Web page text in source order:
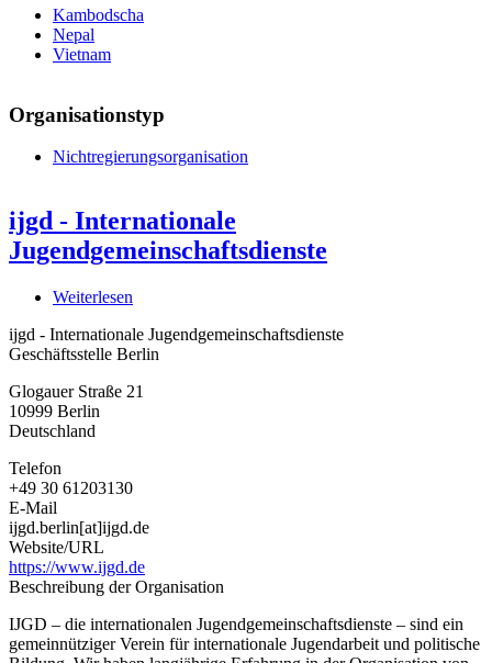
Kambodscha
Nepal
Vietnam
Organisationstyp
Nichtregierungsorganisation
ijgd - Internationale
Jugendgemeinschaftsdienste
Weiterlesen
-
Internationale
ijgd - Internationale Jugendgemeinschaftsdienste
Geschäftsstelle Berlin
Glogauer Straße 21
10999 Berlin
Deutschland
Telefon
+49 30 61203130
E-Mail
ijgd.berlin[at]ijgd.de
Website/URL
https://www.ijgd.de
Beschreibung der Organisation
IJGD – die internationalen Jugendgemeinschaftsdienste – sind ein
gemeinnütziger Verein für internationale Jugendarbeit und politische